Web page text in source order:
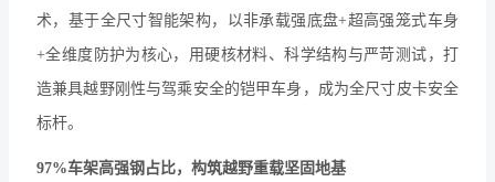
术，基于全尺寸智能架构，以非承载强底盘+超高强笼式车身
+全维度防护为核心，用硬核材料、科学结构与严苛测试，打
造兼具越野刚性与驾乘安全的铠甲车身，成为全尺寸皮卡安全
标杆。
97%车架高强钢占比，构筑越野重载坚固地基